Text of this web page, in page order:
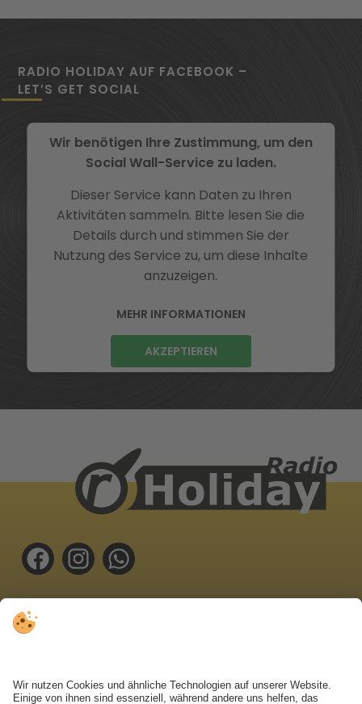
RADIO HOLIDAY AUF FACEBOOK –
LET’S GET SOCIAL
Wir benötigen Ihre Zustimmung, um den
Social Wall-Service zu laden.
Dieser Service kann Daten zu Ihren
Aktivitäten sammeln. Bitte lesen Sie die
Details durch und stimmen Sie der
Nutzung des Service zu, um diese Inhalte
anzuzeigen.
MEHR INFORMATIONEN
AKZEPTIEREN
WETTER KONTAKTFORMULAR